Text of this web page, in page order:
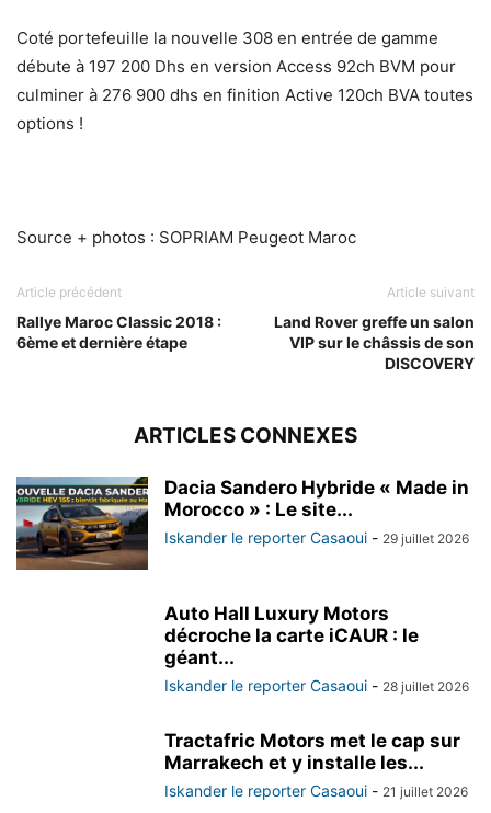
Coté portefeuille la nouvelle 308 en entrée de gamme
débute à 197 200 Dhs en version Access 92ch BVM pour
culminer à 276 900 dhs en finition Active 120ch BVA toutes
options !
Source + photos : SOPRIAM Peugeot Maroc
Article précédent
Rallye Maroc Classic 2018 :
6ème et dernière étape
Article suivant
Land Rover greffe un salon
VIP sur le châssis de son
DISCOVERY
ARTICLES CONNEXES
Dacia Sandero Hybride « Made in
Morocco » : Le site...
Iskander le reporter Casaoui - 29 juillet 2026
Auto Hall Luxury Motors
décroche la carte iCAUR : le
géant...
Iskander le reporter Casaoui - 28 juillet 2026
Tractafric Motors met le cap sur
Marrakech et y installe les...
Iskander le reporter Casaoui - 21 juillet 2026